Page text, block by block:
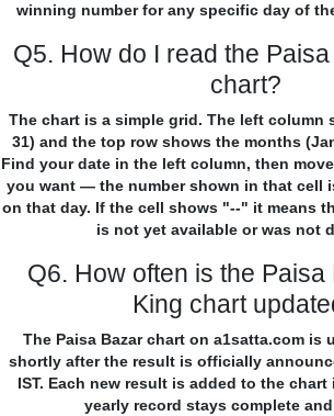
winning number for any specific day of
Q5. How do I read the
chart?
The chart is a simple grid. The left column
31) and the top row shows the months
Find your date in the left column, then
you want — the number shown in that cell
on that day. If the cell shows "--" it means
is not yet available or was not
Q6. How often is the Paisa
King chart
The Paisa Bazar chart on a1satta.com is
shortly after the result is officially
IST. Each new result is added to the
yearly record stays complete